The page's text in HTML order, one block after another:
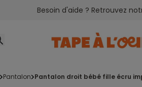
Besoin d'aide ? Retrouvez
pantalon pantalon droit bébé fille écru